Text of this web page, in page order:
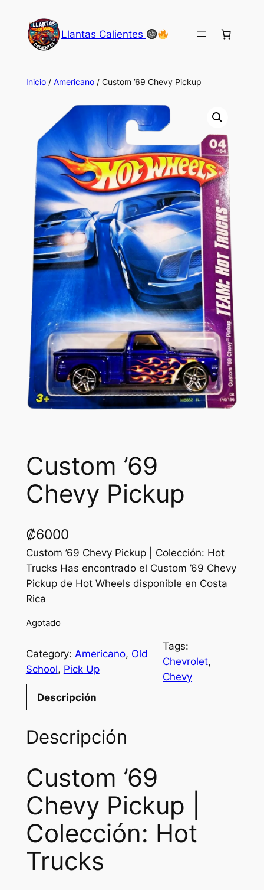
contenido
Llantas Calientes
Inicio/ Americano/ Custom ’69 Chevy Pickup
Custom ’69
Chevy Pickup
₡6000
Custom ’69 Chevy Pickup | Colección: Hot
Trucks Has encontrado el Custom ’69 Chevy
Pickup de Hot Wheels disponible en Costa
Rica
Agotado
Category: Americano, Old
School, Pick Up
Tags:
Chevrolet
Chevy
Descripción
Descripción
Custom ’69
Chevy Pickup |
Colección: Hot
Trucks